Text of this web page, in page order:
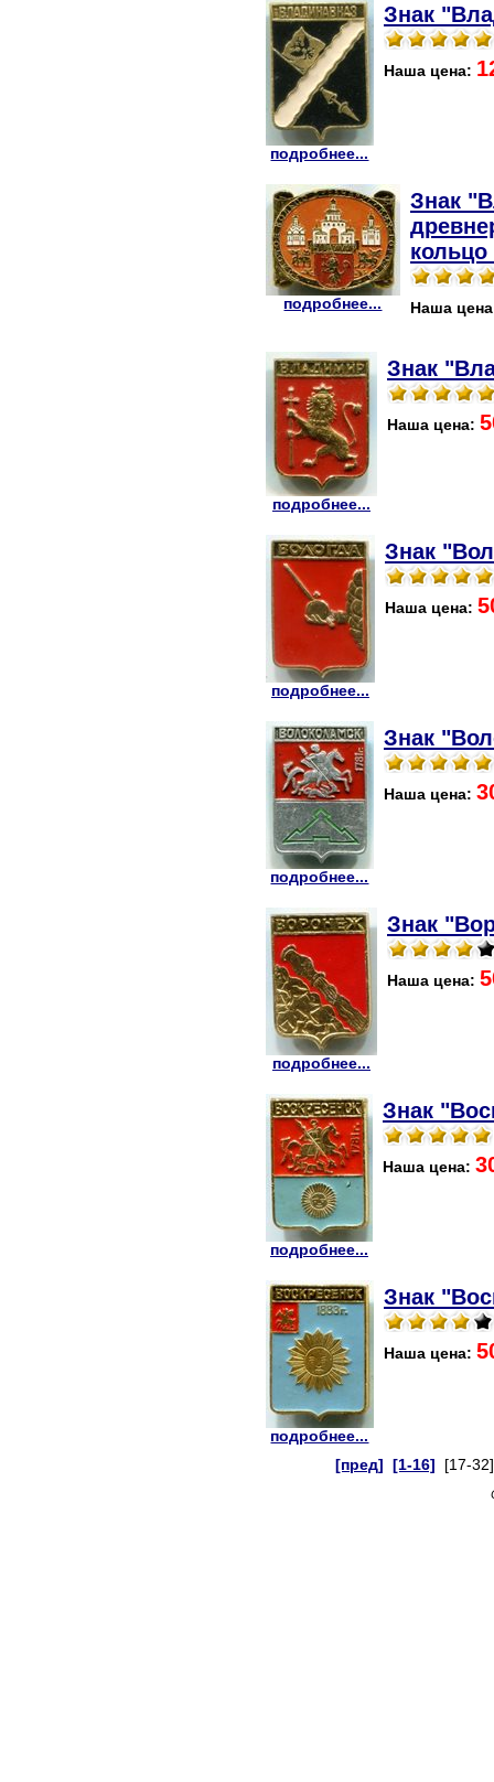
подробнее...
Знак
Наша цена:
подробнее...
Знак
кольцо
Наша
подробнее...
Знак
Наша цена:
подробнее...
Знак
Наша цена:
подробнее...
Знак
Наша цена:
подробнее...
Знак
Наша цена:
подробнее...
Знак
Наша цена:
подробнее...
Знак
Наша цена:
[пред] [1-16] [17-